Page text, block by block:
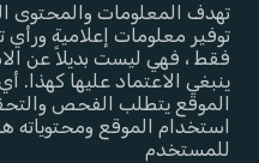
تهدف المعلومات والمحتوى
توفير معلومات إعلامية ورأي
فقط ، فهي ليست بديلاً عن
ينبغي الاعتماد عليها
الموقع يتطلب الفحص
استخدام الموقع ومحتوياته
للمستخدم